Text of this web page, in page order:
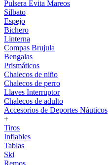
Pulsera Evita Mareos
Silbato
Espejo
Bichero
Linterna
Compas Brujula
Bengalas
Prismáticos
Chalecos de niño
Chalecos de perro
Llaves Interruptor
Chalecos de adulto
Accesorios de Deportes Náuticos
+
Tiros
Inflables
Tablas
Ski
Remos